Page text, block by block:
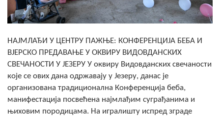
Извјештај о раду начелника
СКУПШТИНА
Статут Општине
Скупштинско вијеће општине језеро
Састав Скупштине
НАЈМЛАЂИ У ЦЕНТРУ ПАЖЊЕ: КОНФЕРЕНЦИЈА БЕБА И
ВЈЕРСКО ПРЕДАВАЊЕ У ОКВИРУ ВИДОВДАНСКИХ
СВЕЧАНОСТИ У ЈЕЗЕРУ У оквиру Видовданских свечаности
које се ових дана одржавају у Језеру, данас је
организована традиционална Конференција беба,
манифестација посвећена најмлађим суграђанима и
њиховим породицама. На игралишту испред зграде